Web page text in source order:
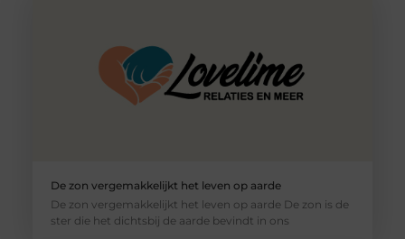
De zon vergemakkelijkt het leven op aarde
De zon vergemakkelijkt het leven op aarde De zon is de
ster die het dichtsbij de aarde bevindt in ons